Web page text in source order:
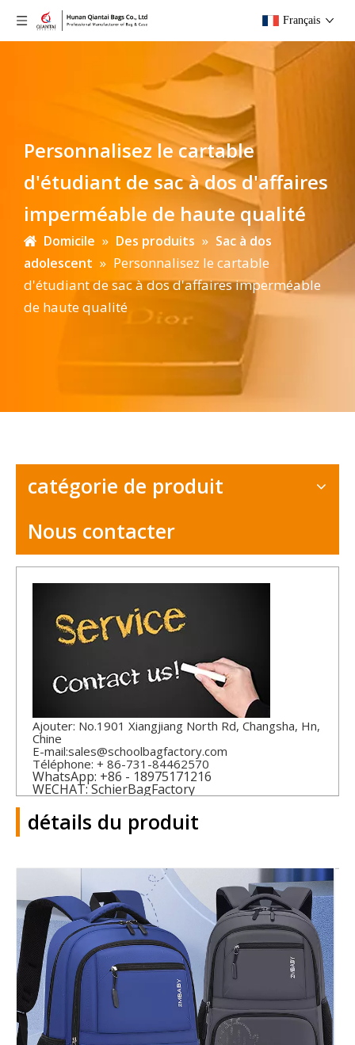
Français
Personnalisez le cartable
d'étudiant de sac à dos d'affaires
imperméable de haute qualité
Domicile » Des produits » Sac à dos
adolescent » Personnalisez le cartable
d'étudiant de sac à dos d'affaires imperméable
de haute qualité
catégorie de produit
Nous contacter
Ajouter: No.1901 Xiangjiang North Rd, Changsha, Hn,
Chine
E-mail:sales@schoolbagfactory.com
Téléphone: + 86-731-84462570
WhatsApp: +86 - 18975171216
WECHAT: SchierBagFactory
détails du produit